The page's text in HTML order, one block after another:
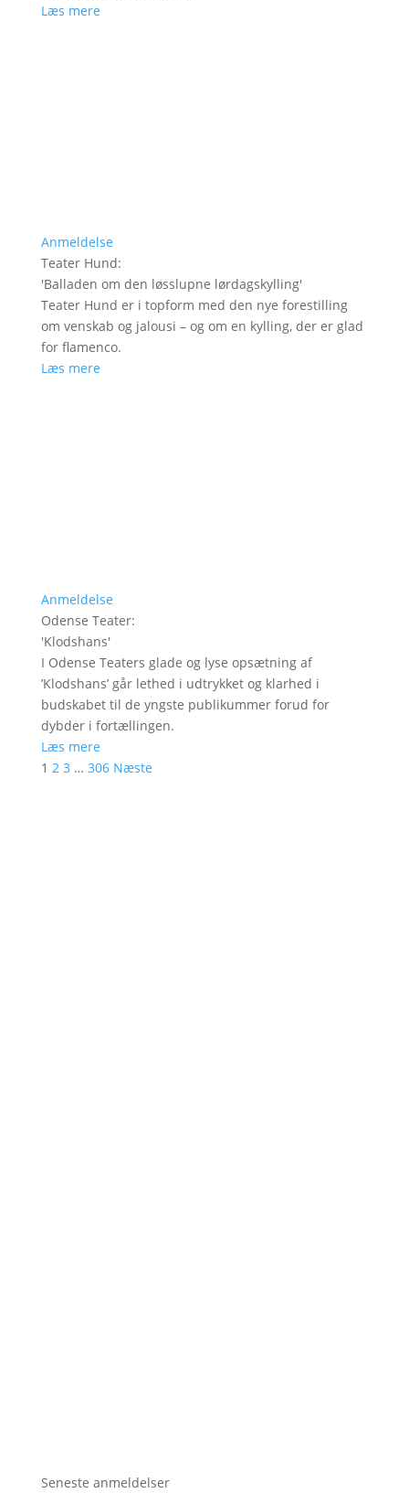
Læs mere
Anmeldelse
Teater Hund:
'Balladen om den løsslupne lørdagskylling'
Teater Hund er i topform med den nye forestilling
om venskab og jalousi – og om en kylling, der er glad
for flamenco.
Læs mere
Anmeldelse
Odense Teater:
'Klodshans'
I Odense Teaters glade og lyse opsætning af
’Klodshans’ går lethed i udtrykket og klarhed i
budskabet til de yngste publikummer forud for
dybder i fortællingen.
Læs mere
1 2 3 … 306 Næste
Seneste anmeldelser